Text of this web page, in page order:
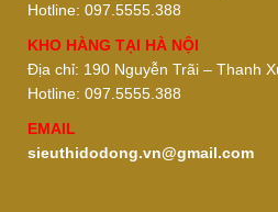
Hotline: 097.5555.388
KHO HÀNG TẠI HÀ NỘI
Địa chỉ: 190 Nguyễn Trãi – Thanh
Hotline: 097.5555.388
EMAIL
sieuthidodong.vn@gmail.com